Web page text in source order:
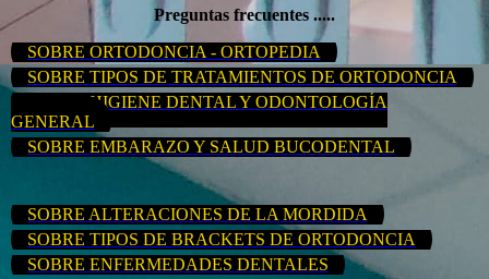
Preguntas frecuentes .....
SOBRE ORTODONCIA - ORTOPEDIA
SOBRE TIPOS DE TRATAMIENTOS DE ORTODONCIA
SOBRE HIGIENE DENTAL Y ODONTOLOGÍA
GENERAL
SOBRE EMBARAZO Y SALUD BUCODENTAL
SOBRE ALTERACIONES DE LA MORDIDA
SOBRE TIPOS DE BRACKETS DE ORTODONCIA
SOBRE ENFERMEDADES DENTALES